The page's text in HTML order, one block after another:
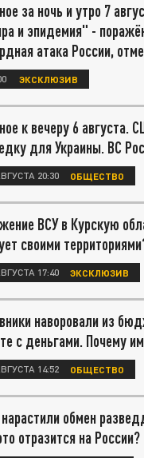
за ночь и утро 7
и эпидемия" -
атака России,
ЭКСКЛЮЗИВ
к вечеру 6 августа.
для Украины. ВС
20:30 ОБЩЕСТВО
ВСУ в Курскую
своими
17:40 ЭКСКЛЮЗИВ
наворовали из
с деньгами. Почему
14:52 ОБЩЕСТВО
обмен
отразится на России?